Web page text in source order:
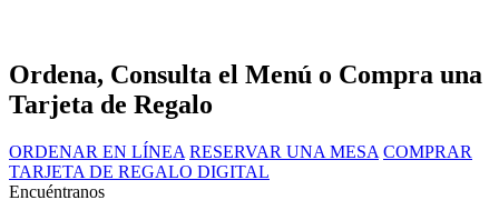
Ordena, Consulta el Menú o Compra una
Tarjeta de Regalo
ORDENAR EN LÍNEA RESERVAR UNA MESA COMPRAR
TARJETA DE REGALO DIGITAL
Encuéntranos